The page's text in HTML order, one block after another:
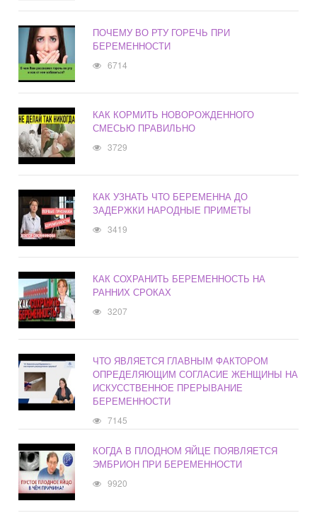
ПОЧЕМУ ВО РТУ ГОРЕЧЬ ПРИ
БЕРЕМЕННОСТИ
6714
КАК КОРМИТЬ НОВОРОЖДЕННОГО
СМЕСЬЮ ПРАВИЛЬНО
3729
КАК УЗНАТЬ ЧТО БЕРЕМЕННА ДО
ЗАДЕРЖКИ НАРОДНЫЕ ПРИМЕТЫ
3419
КАК СОХРАНИТЬ БЕРЕМЕННОСТЬ НА
РАННИХ СРОКАХ
3207
ЧТО ЯВЛЯЕТСЯ ГЛАВНЫМ ФАКТОРОМ
ОПРЕДЕЛЯЮЩИМ СОГЛАСИЕ ЖЕНЩИНЫ НА
ИСКУССТВЕННОЕ ПРЕРЫВАНИЕ
БЕРЕМЕННОСТИ
7145
КОГДА В ПЛОДНОМ ЯЙЦЕ ПОЯВЛЯЕТСЯ
ЭМБРИОН ПРИ БЕРЕМЕННОСТИ
9920